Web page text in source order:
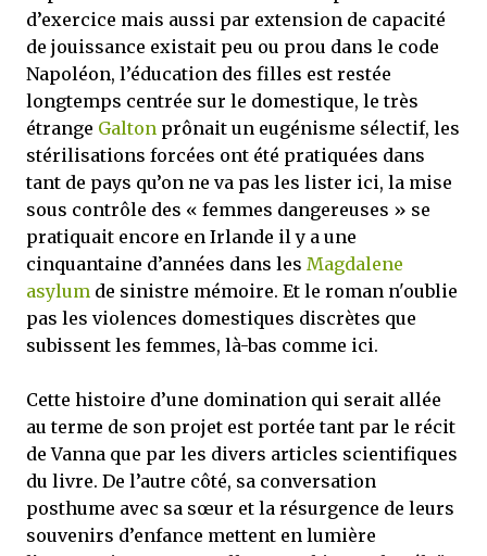
d’exercice mais aussi par extension de capacité
de jouissance existait peu ou prou dans le code
Napoléon, l’éducation des filles est restée
longtemps centrée sur le domestique, le très
étrange Galton prônait un eugénisme sélectif, les
stérilisations forcées ont été pratiquées dans
tant de pays qu’on ne va pas les lister ici, la mise
sous contrôle des « femmes dangereuses » se
pratiquait encore en Irlande il y a une
cinquantaine d’années dans les Magdalene
asylum de sinistre mémoire. Et le roman n'oublie
pas les violences domestiques discrètes que
subissent les femmes, là-bas comme ici.
Cette histoire d’une domination qui serait allée
au terme de son projet est portée tant par le récit
de Vanna que par les divers articles scientifiques
du livre. De l’autre côté, sa conversation
posthume avec sa sœur et la résurgence de leurs
souvenirs d’enfance mettent en lumière